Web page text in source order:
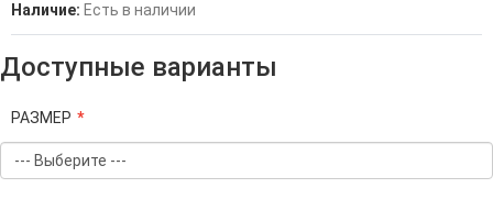
Наличие: Есть в наличии
Доступные варианты
РАЗМЕР